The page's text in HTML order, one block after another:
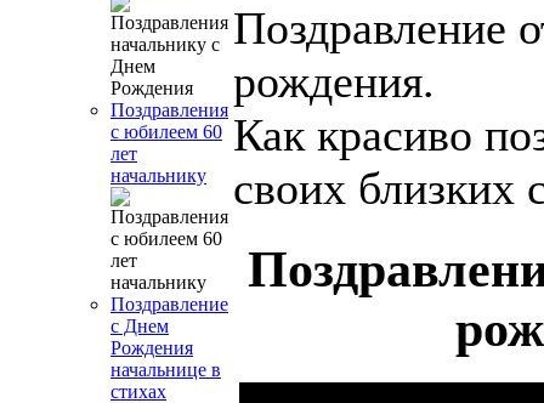
Поздравления
с юбилеем 60
лет
начальнику
Поздравление
с Днем
Рождения
начальнице в
стихах
Поздравление
рождения.
Как красиво
своих близких